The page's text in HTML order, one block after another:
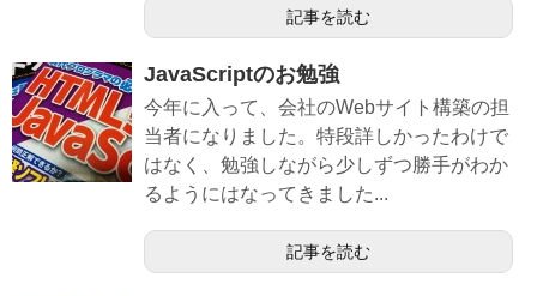
記事を読む
JavaScriptのお勉強
今年に入って、会社のWebサイト構築の担
当者になりました。特段詳しかったわけで
はなく、勉強しながら少しずつ勝手がわか
るようにはなってきました...
記事を読む